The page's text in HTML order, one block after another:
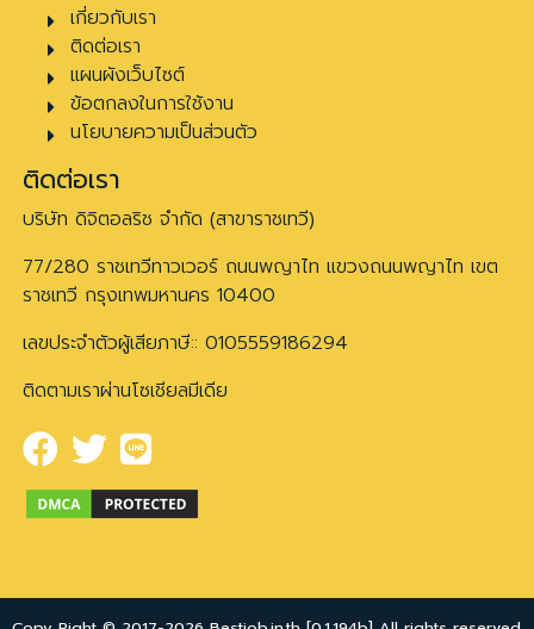
เกี่ยวกับเรา
ติดต่อเรา
แผนผังเว็บไซต์
ข้อตกลงในการใช้งาน
นโยบายความเป็นส่วนตัว
ติดต่อเรา
บริษัท ดิจิตอลริช จำกัด (สาขาราชเทวี)
77/280 ราชเทวีทาวเวอร์ ถนนพญาไท แขวงถนนพญาไท เขต
ราชเทวี กรุงเทพมหานคร 10400
เลขประจำตัวผู้เสียภาษี:: 0105559186294
ติดตามเราผ่านโซเชียลมีเดีย